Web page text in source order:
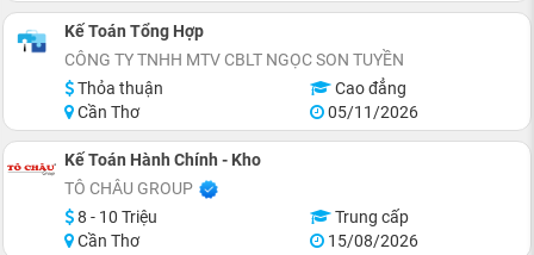
Kế Toán Tổng Hợp
CÔNG TY TNHH MTV CBLT NGỌC SON TUYỀN
Thỏa thuận
Cao đẳng
Cần Thơ
05/11/2026
Kế Toán Hành Chính - Kho
TÔ CHÂU GROUP
8 - 10 Triệu
Trung cấp
Cần Thơ
15/08/2026